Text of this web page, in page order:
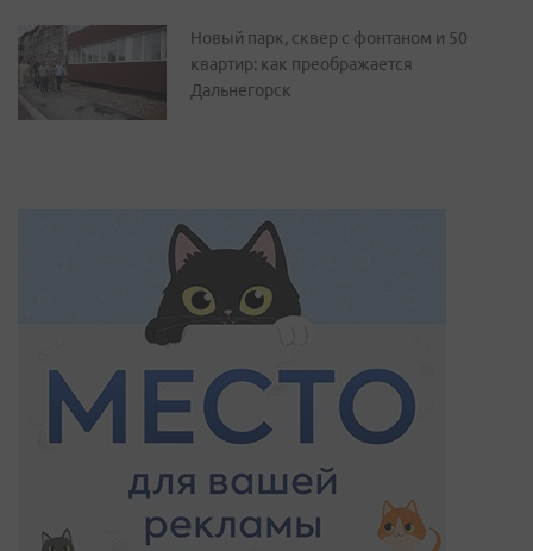
Новый парк, сквер с фонтаном и 50
квартир: как преображается
Дальнегорск